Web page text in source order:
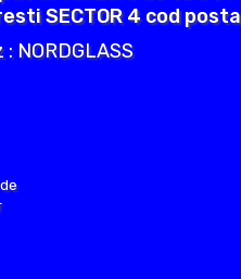
SECTOR 4 cod
NORDGLASS